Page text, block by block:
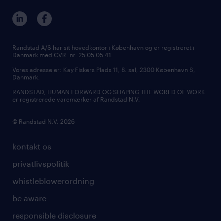
MSP & RPO
ledige stillinger i Aalborg
ledige stillinger i Kolding
vores afdelinger
bliv vores kollega
presse
kontakt os
privatlivspolitik
whistleblowerordning
be aware
responsible disclosure
Randstad A/S har sit hovedkontor i København og er registreret i
Danmark med CVR. nr. 25 05 05 41.
Vores adresse er: Kay Fiskers Plads 11, 8. sal, 2300 København S,
Danmark.
RANDSTAD, HUMAN FORWARD OG SHAPING THE WORLD OF WORK
er registrerede varemærker af Randstad N.V.
© Randstad N.V. 2026